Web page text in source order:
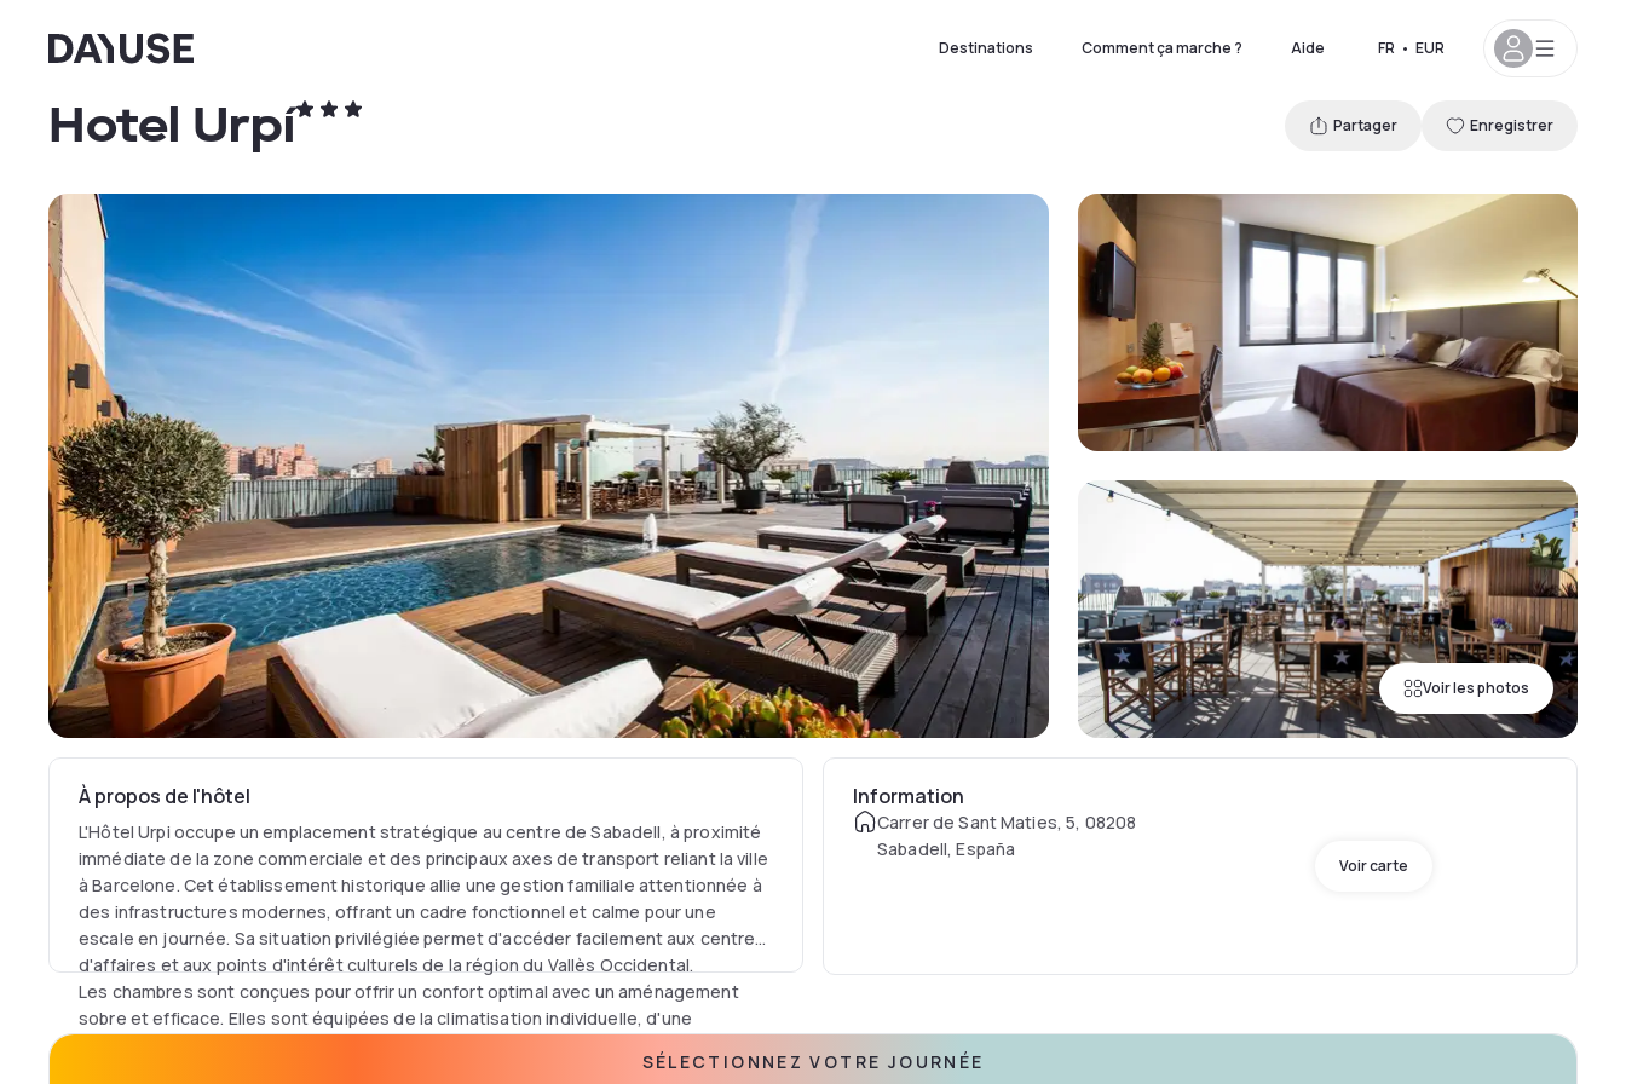
Dayuse Destinations Comment ça marche ? Aide FR • EUR
Voir les photos
Hotel Urpí Partager Enregistrer
À propos de l'hôtel
L'Hôtel Urpi occupe un emplacement stratégique au centre de Sabadell, à proximité
immédiate de la zone commerciale et des principaux axes de transport reliant la ville
à Barcelone. Cet établissement historique allie une gestion familiale attentionnée à
des infrastructures modernes, offrant un cadre fonctionnel et calme pour une
escale en journée. Sa situation privilégiée permet d'accéder facilement aux centres
d'affaires et aux points d'intérêt culturels de la région du Vallès Occidental.
Les chambres sont conçues pour offrir un confort optimal avec un aménagement
sobre et efficace. Elles sont équipées de la climatisation individuelle, d'une
technique comprend une télévision à écran plat avec chaînes satellite et un coffre-
Information
Carrer de Sant Maties, 5, 08208
Sabadell, España
Voir carte
SÉLECTIONNEZ VOTRE JOURNÉE